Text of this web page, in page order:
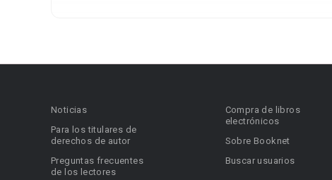
Noticias
Para los titulares de
derechos de autor
Preguntas frecuentes
de los lectores
Compra de libros
electrónicos
Sobre Booknet
Buscar usuarios